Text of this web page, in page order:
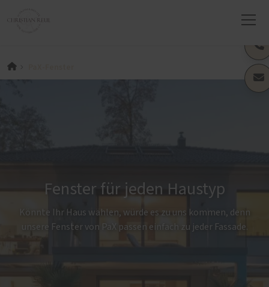
Fenster für jeden Haustyp
Könnte Ihr Haus wählen, würde es zu uns kommen, denn
unsere Fenster von PaX passen einfach zu jeder Fassade.